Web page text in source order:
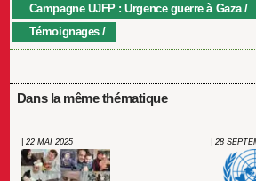
Campagne UJFP : Urgence guerre à Gaza
Témoignages
Dans la même thématique
| 22 MAI 2025 | 28